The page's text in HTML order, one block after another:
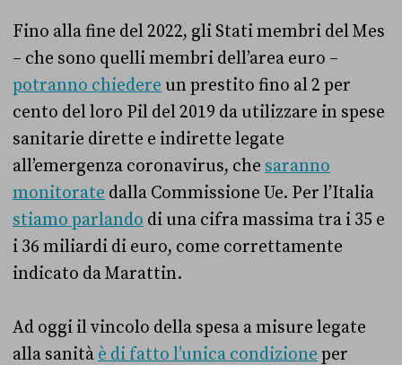
Fino alla fine del 2022, gli Stati membri del Mes
– che sono quelli membri dell’area euro –
potranno chiedere un prestito fino al 2 per
cento del loro Pil del 2019 da utilizzare in spese
sanitarie dirette e indirette legate
all’emergenza coronavirus, che saranno
monitorate dalla Commissione Ue. Per l’Italia
stiamo parlando di una cifra massima tra i 35 e
i 36 miliardi di euro, come correttamente
indicato da Marattin.
Ad oggi il vincolo della spesa a misure legate
alla sanità è di fatto l’unica condizione per